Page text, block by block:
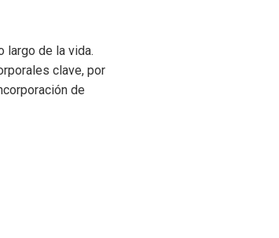
largo de la vida.
clave, por
de